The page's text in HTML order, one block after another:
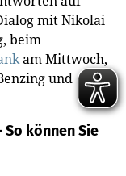
mit Nikolai
beim
am Mittwoch,
und
können Sie